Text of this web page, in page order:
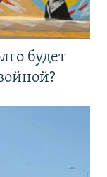
будет